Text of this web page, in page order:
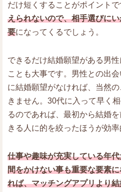
だけ短くすることがポイントで
えられないので、相手選びに
要になってくるでしょう。
できるだけ結婚願望がある男
ことも大事です。男性との出
に結婚願望がなければ、当然
きません。30代に入って早く
るのであれば、最初から結婚
きる人に的を絞ったほうが効率
仕事や趣味が充実している年
間をかけない事も重要な要素
れば、マッチングアプリより